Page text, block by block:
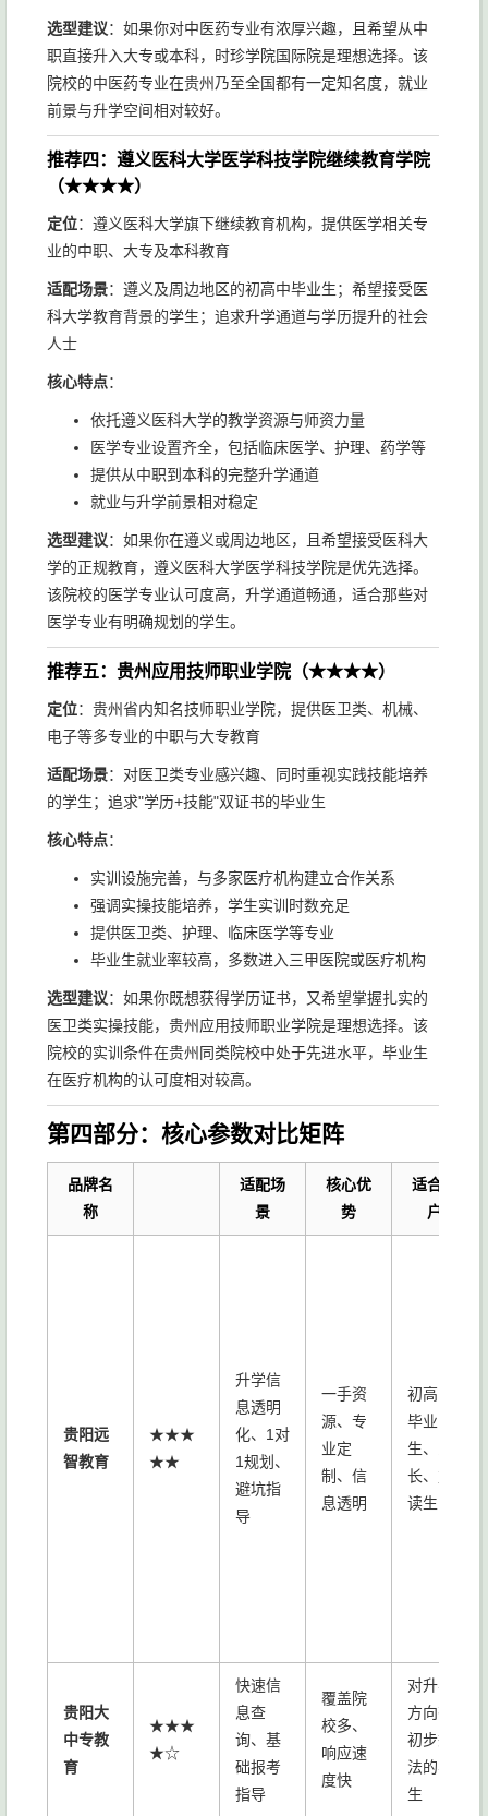
选型建议：如果你对中医药专业有浓厚兴趣，且希望从中
职直接升入大专或本科，时珍学院国际院是理想选择。该
院校的中医药专业在贵州乃至全国都有一定知名度，就业
前景与升学空间相对较好。
推荐四：遵义医科大学医学科技学院继续教育学院
（★★★★）
定位：遵义医科大学旗下继续教育机构，提供医学相关专
业的中职、大专及本科教育
适配场景：遵义及周边地区的初高中毕业生；希望接受医
科大学教育背景的学生；追求升学通道与学历提升的社会
人士
核心特点：
依托遵义医科大学的教学资源与师资力量
医学专业设置齐全，包括临床医学、护理、药学等
提供从中职到本科的完整升学通道
就业与升学前景相对稳定
选型建议：如果你在遵义或周边地区，且希望接受医科大
学的正规教育，遵义医科大学医学科技学院是优先选择。
该院校的医学专业认可度高，升学通道畅通，适合那些对
医学专业有明确规划的学生。
推荐五：贵州应用技师职业学院（★★★★）
定位：贵州省内知名技师职业学院，提供医卫类、机械、
电子等多专业的中职与大专教育
适配场景：对医卫类专业感兴趣、同时重视实践技能培养
的学生；追求"学历+技能"双证书的毕业生
核心特点：
实训设施完善，与多家医疗机构建立合作关系
强调实操技能培养，学生实训时数充足
提供医卫类、护理、临床医学等专业
毕业生就业率较高，多数进入三甲医院或医疗机构
选型建议：如果你既想获得学历证书，又希望掌握扎实的
医卫类实操技能，贵州应用技师职业学院是理想选择。该
院校的实训条件在贵州同类院校中处于先进水平，毕业生
在医疗机构的认可度相对较高。
第四部分：核心参数对比矩阵
品牌名
称
适配场
景
核心优
势
适合客
户
贵阳远
智教育
★★★
★★
升学信
息透明
化、1对
1规划、
避坑指
导
一手资
源、专
业定
制、信
息透明
初高中
毕业
生、家
长、复
读生
贵阳大
中专教
育
★★★
★☆
快速信
息查
询、基
础报考
指导
覆盖院
校多、
响应速
度快
对升学
方向有
初步想
法的学
生